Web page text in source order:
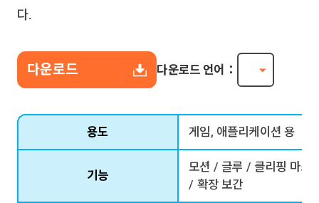
다.
다운로드 다운로드 언어：
용도 게임, 애플리케이션 용
기능
모션 / 글루 / 클리핑 마스
/ 확장 보간